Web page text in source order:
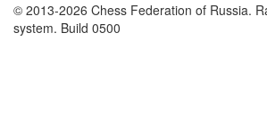
© 2013-2026 Chess Federation of Russia.
system. Build 0500